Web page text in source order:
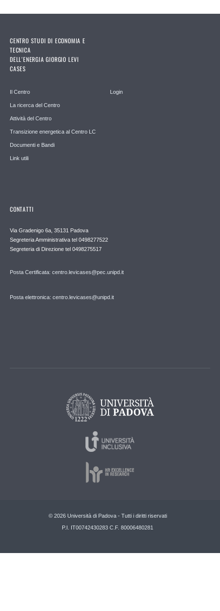
CENTRO STUDI DI ECONOMIA E
TECNICA
DELL'ENERGIA GIORGIO LEVI
CASES
Il Centro
La ricerca del Centro
Attività del Centro
Transizione energetica al Centro LC
Documenti e Bandi
Link utili
Login
CONTATTI
Via Gradenigo 6a, 35131 Padova
Segreteria Amministrativa tel 0498277522
Segreteria di Direzione tel 0498275517
Posta Certificata: centro.levicases@pec.unipd.it
Posta elettronica: centro.levicases@unipd.it
© 2026 Università di Padova - Tutti i diritti riservati
P.I. IT00742430283 C.F. 80006480281